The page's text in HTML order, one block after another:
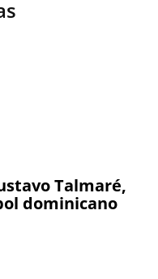
Talmaré,
dominicano